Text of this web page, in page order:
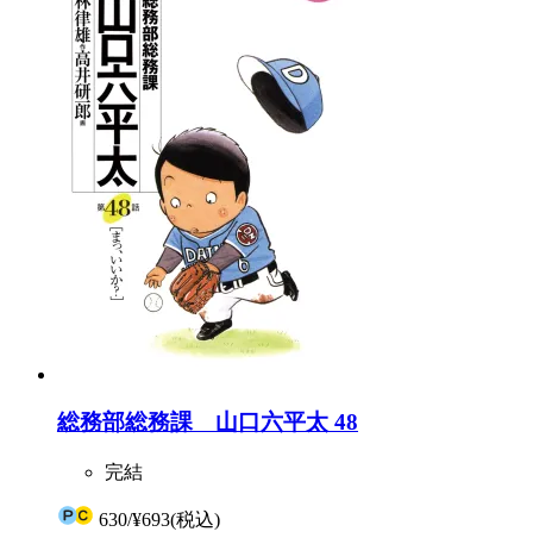
総務部総務課 山口六平太 48
完結
630/¥693(税込)